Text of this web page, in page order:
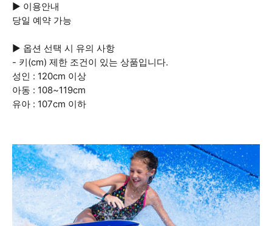
▶ 이용안내
당일 예약 가능
▶ 옵션 선택 시 유의 사항
- 키(cm) 제한 조건이 있는 상품입니다.
성인 : 120cm 이상
아동 : 108~119cm
유아 : 107cm 이하